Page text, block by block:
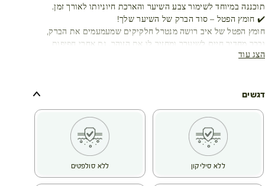
תוכננה במיוחד לשימור צבע השיער והארכת חיוניותו לאורך זמן.
✔️ חומץ הפטל – סוד הברק של השיער שלך!
חומץ הפטל של איב רושה מנטרל חלקיקים שמעמעמים את הברק,
ובכך מחדיר חיים לשיערך ומחזיר לו את הזוהר, גם אחרי חפיפות
רבות וחשיפה לנזקים סביבתיים.
- צביעות חוזרות ונשנות
- שטיפות שמכהות את השיער
הודות למחקרי ה-Botanical Beauty® שלנו, חומץ הפטל נבחר
בשל יעילותו יוצאת הדופן המוכרת עוד מימי קדם – הוא נלחם
באבנית, מחזק את סיב השערה ומעניק לשיער צבע זוהר וברק
תוצאה של שימוש בסט:
הצג עוד
דגשים
ללא סיליקון ללא סולפטים